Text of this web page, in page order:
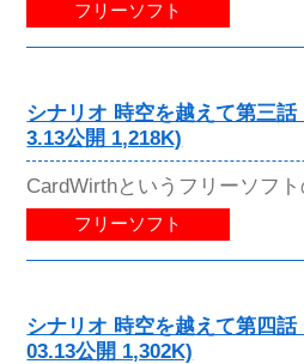
フリーソフト
シナリオ 時空を越えて第三
3.13公開 1,218K)
CardWirthというフリーソフ
フリーソフト
シナリオ 時空を越えて第四
03.13公開 1,302K)